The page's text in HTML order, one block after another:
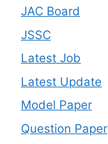
JAC Board
JSSC
Latest Job
Latest Update
Model Paper
Question Paper